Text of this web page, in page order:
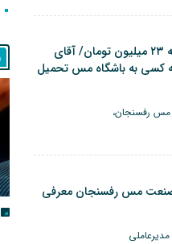
مدیر غیربومی با دستمزد روزانه ۲۳ میلیون تومان/ آقای
کسی به باشگاه مس تحمیل
مس رفسنجان،
صنعت مس رفسنجان معرفی